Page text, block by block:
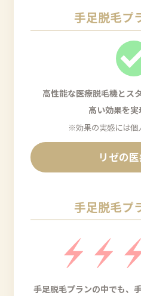
手足脱毛プ
高性能な医療脱毛機とス
高い効果を実
※効果の実感には個
リゼの
手足脱毛プ
手足脱毛プランの中でも、